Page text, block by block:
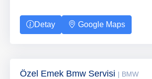
Detay Google Maps
Özel Emek Bmw Servisi | BMW